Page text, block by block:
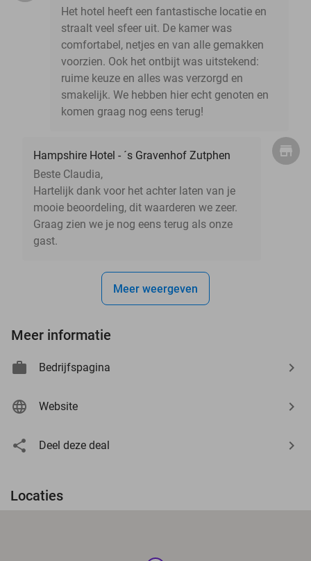
Het hotel heeft een fantastische locatie en
straalt veel sfeer uit. De kamer was
comfortabel, netjes en van alle gemakken
voorzien. Ook het ontbijt was uitstekend:
ruime keuze en alles was verzorgd en
smakelijk. We hebben hier echt genoten en
komen graag nog eens terug!
Hampshire Hotel - ´s Gravenhof Zutphen
Beste Claudia,
Hartelijk dank voor het achter laten van je
mooie beoordeling, dit waarderen we zeer.
Graag zien we je nog eens terug als onze
gast.
Meer weergeven
Meer informatie
Bedrijfspagina
Website
Deel deze deal
Locaties